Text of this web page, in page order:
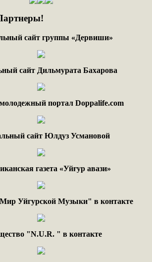
сайт группы «Дервиши»
сайт Дильмурата Бахарова
портал Doppalife.com
сайт Юлдуз Усмановой
газета «Уйғур авази»
Уйгурской Музыки" в контакте
"N.U.R. " в контакте